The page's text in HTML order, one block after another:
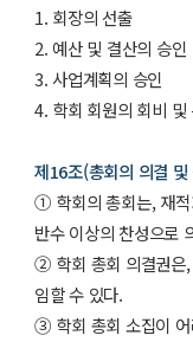
1. 회장의 선출
2. 예산 및 결산의 승인
3. 사업계획의 승인
4. 학회 회원의 회비
제16조(총회의 의결 및
① 학회의 총회는, 재적
반수 이상의 찬성으로
② 학회 총회 의결권은,
임할 수 있다.
③ 학회 총회 소집이 어